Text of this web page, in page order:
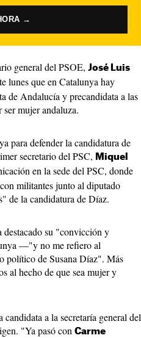
→
general del PSOE, José Luis
lunes que en Catalunya hay
de Andalucía y precandidata a las
ser mujer andaluza.
para defender la candidatura de
secretario del PSC, Miquel
en la sede del PSC, donde
militantes junto al diputado
de la candidatura de Díaz.
destacado su "convicción y
—"y no me refiero al
político de Susana Díaz". Más
al hecho de que sea mujer y
a la secretaría general del
"Ya pasó con Carme